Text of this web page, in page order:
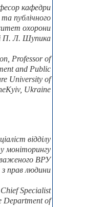
кафедри
публічного
охорони
П. Л. Шупика
Professor of
and Public
University of
Ukraine
відділу
моніторингу
ВРУ
з прав людини
Specialist
Department of